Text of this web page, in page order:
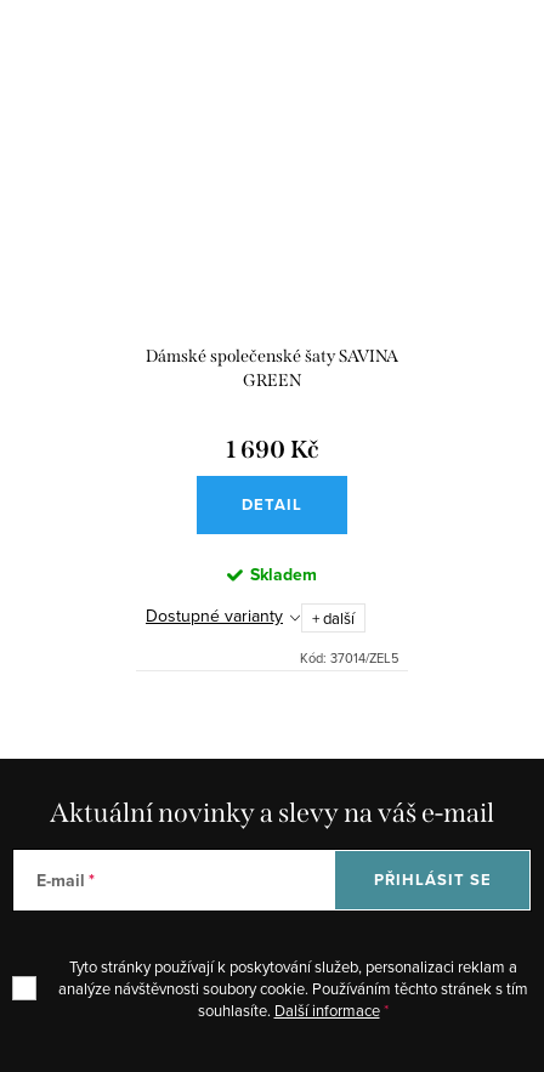
Dámské společenské šaty SAVINA
GREEN
1 690 Kč
DETAIL
Skladem
Dostupné varianty
+ další
Kód: 37014/ZEL5
Aktuální novinky a slevy na váš e-mail
E-mail
Tyto stránky používají k poskytování služeb, personalizaci reklam a
analýze návštěvnosti soubory cookie. Používáním těchto stránek s tím
souhlasíte. Další informace
PŘIHLÁSIT SE